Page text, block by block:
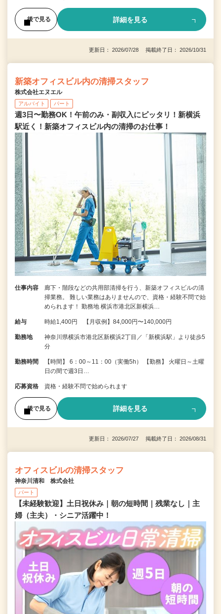
後で見る 詳細を見る
更新日： 2026/07/28 掲載終了日： 2026/10/31
新築オフィスビル内の清掃スタッフ
株式会社エヌエル
アルバイト パート
週3日〜勤務OK！午前のみ・副収入にピッタリ！新横浜
駅近く！新築オフィスビル内の清掃のお仕事！
仕事内容
廊下・階段などの共用部清掃を行う、新築オフィスビルの清
掃業務。 難しい業務はありませんので、資格・経験不問で始
められます！ 勤務地 横浜市港北区新横浜…
給与 時給1,400円 【月収例】84,000円〜140,000円
勤務地
神奈川県横浜市港北区新横浜2丁目／「新横浜駅」より徒歩5
分
勤務時間
【時間】 6：00～11：00（実働5h） 【勤務】 火曜日～土曜
日の間で週3日…
応募資格 資格・経験不問で始められます
後で見る 詳細を見る
更新日： 2026/07/27 掲載終了日： 2026/08/31
オフィスビルの清掃スタッフ
神奈川清和 株式会社
パート
【未経験歓迎】土日祝休み｜朝の短時間｜残業なし｜主
婦（主夫）・シニア活躍中！